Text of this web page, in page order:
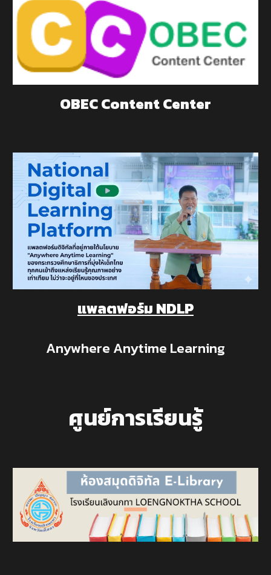
OBEC Content Center
แพลตฟอร์ม NDLP
Anywhere Anytime Learning
ศูนย์การเรียนรู้